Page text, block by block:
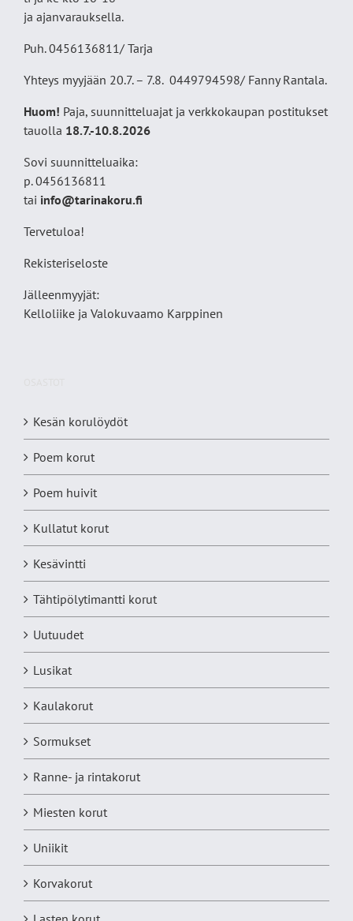
ja ajanvarauksella.
Puh. 0456136811/ Tarja
Yhteys myyjään 20.7. – 7.8. 0449794598/ Fanny Rantala.
Huom! Paja, suunnitteluajat ja verkkokaupan postitukset
tauolla 18.7.-10.8.2026
Sovi suunnitteluaika:
p. 0456136811
tai info@tarinakoru.fi
Tervetuloa!
Rekisteriseloste
Jälleenmyyjät:
Kelloliike ja Valokuvaamo Karppinen
Kesän korulöydöt
Poem korut
Poem huivit
Kullatut korut
Kesävintti
Tähtipölytimantti korut
Uutuudet
Lusikat
Kaulakorut
Sormukset
Ranne- ja rintakorut
Miesten korut
Uniikit
Korvakorut